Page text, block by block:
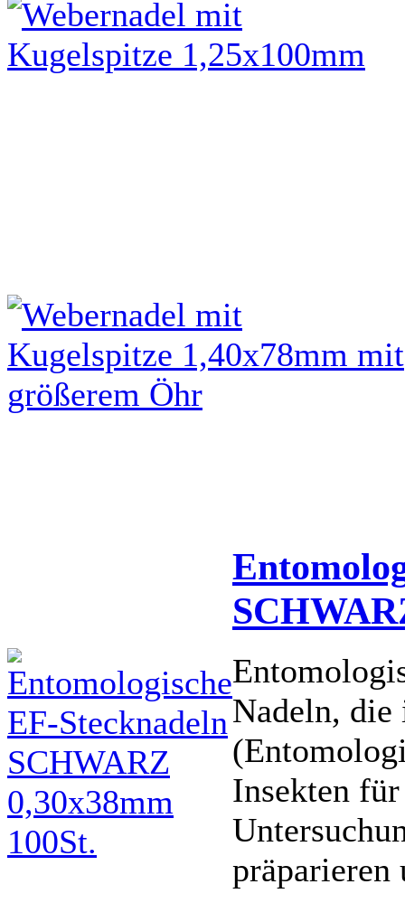
Nadeln, die
Insekten
präparieren